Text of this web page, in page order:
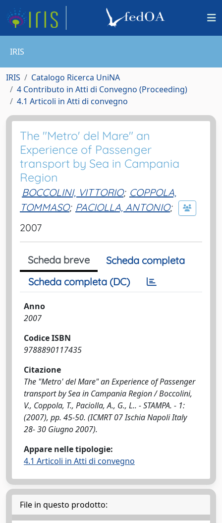
IRIS
IRIS
Catalogo Ricerca UniNA
4 Contributo in Atti di Convegno (Proceeding)
4.1 Articoli in Atti di convegno
The "Metro' del Mare" an
Experience of Passenger
transport by Sea in Campania
Region
BOCCOLINI, VITTORIO; COPPOLA,
TOMMASO; PACIOLLA, ANTONIO;
2007
Scheda breve
Scheda completa
Scheda completa (DC)
Anno
2007
Codice ISBN
9788890117435
Citazione
The "Metro' del Mare" an Experience of Passenger
transport by Sea in Campania Region / Boccolini,
V., Coppola, T., Paciolla, A., G., L.. - STAMPA. - 1:
(2007), pp. 45-50. (ICMRT 07 Ischia Napoli Italy
28- 30 Giugno 2007).
Appare nelle tipologie:
4.1 Articoli in Atti di convegno
File in questo prodotto: